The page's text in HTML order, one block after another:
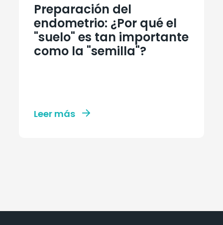
Preparación del
endometrio: ¿Por qué el
"suelo" es tan importante
como la "semilla"?
Leer más